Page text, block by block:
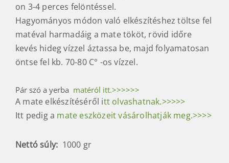
on 3-4 perces felöntéssel.
Hagyományos módon való elkészítéshez töltse fel
matéval harmadáig a mate tököt, rövid időre
kevés hideg vízzel áztassa be, majd folyamatosan
öntse fel kb. 70-80 C° -os vízzel.
Pár szó a yerba matéról itt.>>>>>>
A mate elkészítéséről itt olvashatnak.>>>>>
Itt pedig a mate eszközeit vásárolhatják meg.>>>>
Nettó súly: 1000 gr